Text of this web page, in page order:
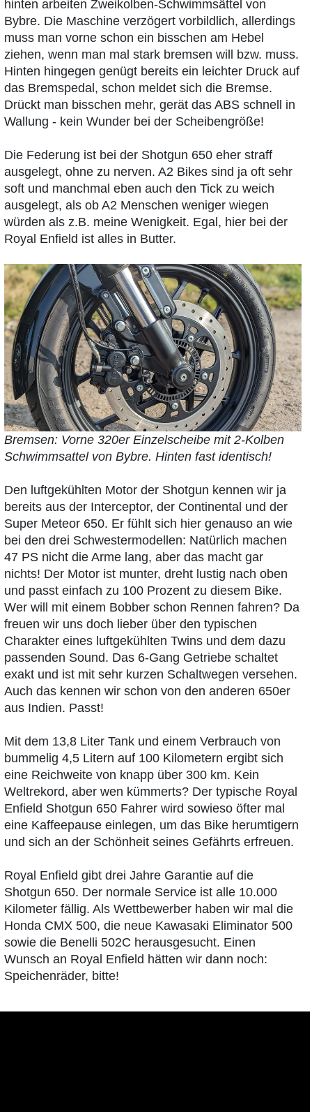
hinten arbeiten Zweikolben-Schwimmsättel von
Bybre. Die Maschine verzögert vorbildlich, allerdings
muss man vorne schon ein bisschen am Hebel
ziehen, wenn man mal stark bremsen will bzw. muss.
Hinten hingegen genügt bereits ein leichter Druck auf
das Bremspedal, schon meldet sich die Bremse.
Drückt man bisschen mehr, gerät das ABS schnell in
Wallung - kein Wunder bei der Scheibengröße!
Die Federung ist bei der Shotgun 650 eher straff
ausgelegt, ohne zu nerven. A2 Bikes sind ja oft sehr
soft und manchmal eben auch den Tick zu weich
ausgelegt, als ob A2 Menschen weniger wiegen
würden als z.B. meine Wenigkeit. Egal, hier bei der
Royal Enfield ist alles in Butter.
Bremsen: Vorne 320er Einzelscheibe mit 2-Kolben
Schwimmsattel von Bybre. Hinten fast identisch!
Den luftgekühlten Motor der Shotgun kennen wir ja
bereits aus der Interceptor, der Continental und der
Super Meteor 650. Er fühlt sich hier genauso an wie
bei den drei Schwestermodellen: Natürlich machen
47 PS nicht die Arme lang, aber das macht gar
nichts! Der Motor ist munter, dreht lustig nach oben
und passt einfach zu 100 Prozent zu diesem Bike.
Wer will mit einem Bobber schon Rennen fahren? Da
freuen wir uns doch lieber über den typischen
Charakter eines luftgekühlten Twins und dem dazu
passenden Sound. Das 6-Gang Getriebe schaltet
exakt und ist mit sehr kurzen Schaltwegen versehen.
Auch das kennen wir schon von den anderen 650er
aus Indien. Passt!
Mit dem 13,8 Liter Tank und einem Verbrauch von
bummelig 4,5 Litern auf 100 Kilometern ergibt sich
eine Reichweite von knapp über 300 km. Kein
Weltrekord, aber wen kümmerts? Der typische Royal
Enfield Shotgun 650 Fahrer wird sowieso öfter mal
eine Kaffeepause einlegen, um das Bike herumtigern
und sich an der Schönheit seines Gefährts erfreuen.
Royal Enfield gibt drei Jahre Garantie auf die
Shotgun 650. Der normale Service ist alle 10.000
Kilometer fällig. Als Wettbewerber haben wir mal die
Honda CMX 500, die neue Kawasaki Eliminator 500
sowie die Benelli 502C herausgesucht. Einen
Wunsch an Royal Enfield hätten wir dann noch:
Speichenräder, bitte!